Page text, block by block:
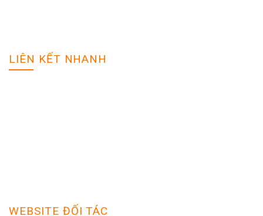
LIÊN KẾT NHANH
WEBSITE ĐỐI TÁC